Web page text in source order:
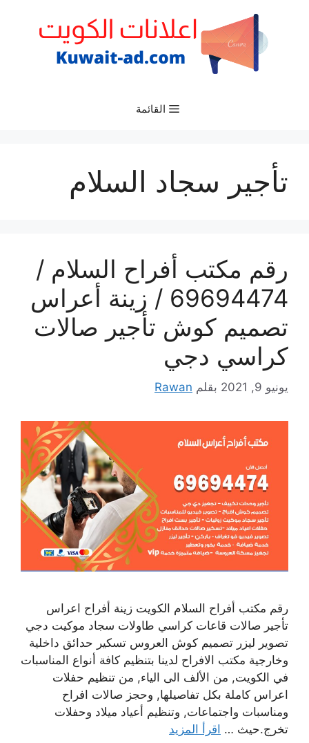
القائمة
تأجير سجاد السلام
رقم مكتب أفراح السلام /
69694474 / زينة أعراس
تصميم كوش تأجير صالات
كراسي دجي
يونيو 9, 2021 بقلم Rawan
رقم مكتب أفراح السلام الكويت زينة أفراح اعراس
تأجير صالات قاعات كراسي طاولات سجاد موكيت دجي
تصوير ليزر تصميم كوش العروس تسكير حدائق داخلية
وخارجية مكتب الافراح لدينا بتنظيم كافة أنواع المناسبات
في الكويت, من الألف الى الياء, من تنظيم حفلات
اعراس كاملة بكل تفاصيلها, وحجز صالات افراح
ومناسبات واجتماعات, وتنظيم أعياد ميلاد وحفلات
تخرج.حيث … اقرأ المزيد